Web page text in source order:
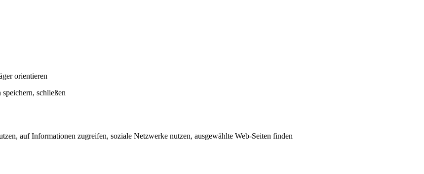
orientieren
schließen
auf Informationen zugreifen, soziale Netzwerke nutzen, ausgewählte Web-Seiten finden